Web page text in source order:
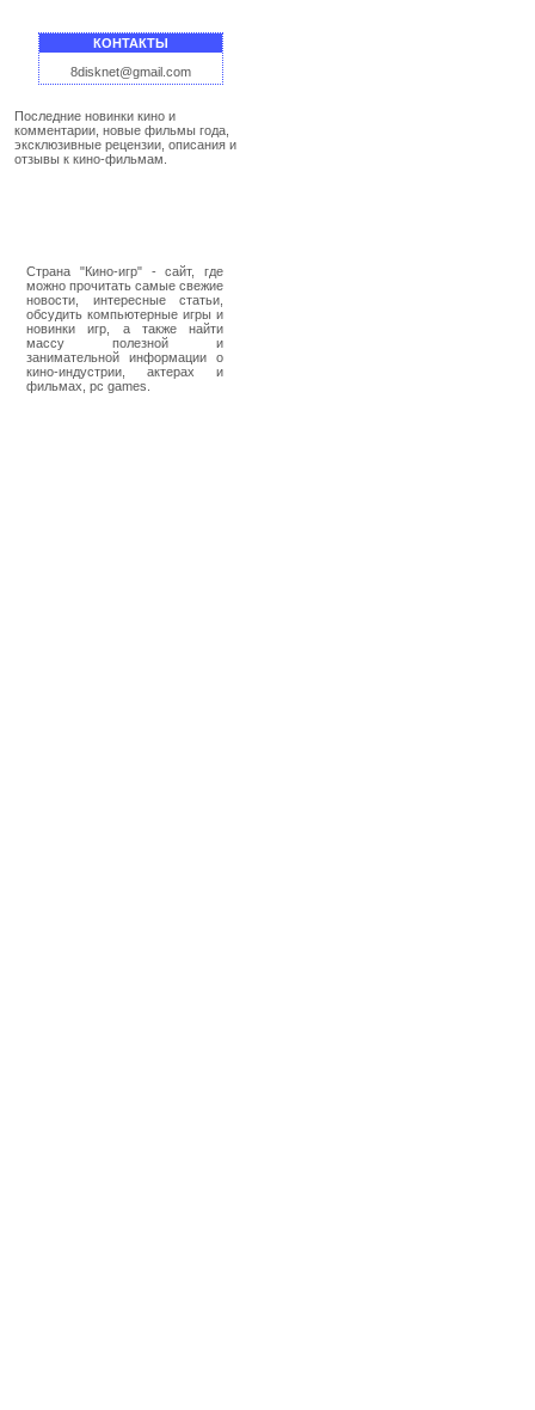
КОНТАКТЫ
8disknet@gmail.com
Последние новинки кино и
комментарии, новые фильмы года,
эксклюзивные рецензии, описания и
отзывы к кино-фильмам.
Страна "Кино-игр" - сайт, где
можно прочитать самые свежие
новости, интересные статьи,
обсудить компьютерные игры и
новинки игр, а также найти
массу полезной и
занимательной информации о
кино-индустрии, актерах и
фильмах, pc games.